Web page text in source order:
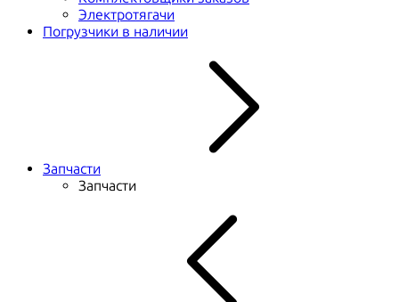
Электротягачи
Погрузчики в наличии
Запчасти
Запчасти